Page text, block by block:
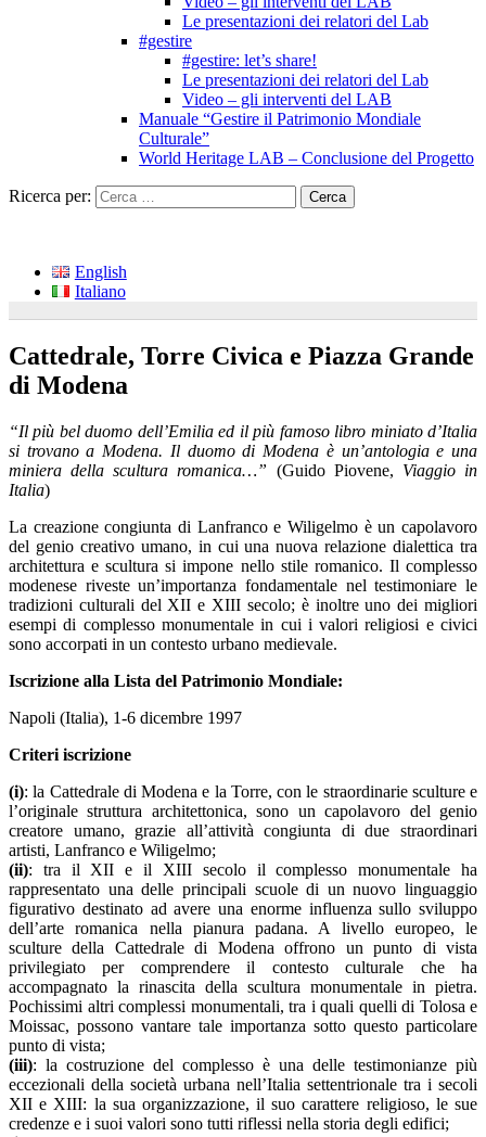
Le presentazioni dei relatori del Lab
#gestire
#gestire: let’s share!
Le presentazioni dei relatori del Lab
Video – gli interventi del LAB
Manuale “Gestire il Patrimonio Mondiale
Culturale”
World Heritage LAB – Conclusione del Progetto
Ricerca per:
English
Italiano
Cattedrale, Torre Civica e Piazza Grande
di Modena
“Il più bel duomo dell’Emilia ed il più famoso libro miniato d’Italia
si trovano a Modena. Il duomo di Modena è un’antologia e una
miniera della scultura romanica…” (Guido Piovene, Viaggio in
Italia)
La creazione congiunta di Lanfranco e Wiligelmo è un capolavoro
del genio creativo umano, in cui una nuova relazione dialettica tra
architettura e scultura si impone nello stile romanico. Il complesso
modenese riveste un’importanza fondamentale nel testimoniare le
tradizioni culturali del XII e XIII secolo; è inoltre uno dei migliori
esempi di complesso monumentale in cui i valori religiosi e civici
sono accorpati in un contesto urbano medievale.
Iscrizione alla Lista del Patrimonio Mondiale:
Napoli (Italia), 1-6 dicembre 1997
Criteri iscrizione
(i): la Cattedrale di Modena e la Torre, con le straordinarie sculture e
l’originale struttura architettonica, sono un capolavoro del genio
creatore umano, grazie all’attività congiunta di due straordinari
artisti, Lanfranco e Wiligelmo;
(ii): tra il XII e il XIII secolo il complesso monumentale ha
rappresentato una delle principali scuole di un nuovo linguaggio
figurativo destinato ad avere una enorme influenza sullo sviluppo
dell’arte romanica nella pianura padana. A livello europeo, le
sculture della Cattedrale di Modena offrono un punto di vista
privilegiato per comprendere il contesto culturale che ha
accompagnato la rinascita della scultura monumentale in pietra.
Pochissimi altri complessi monumentali, tra i quali quelli di Tolosa e
Moissac, possono vantare tale importanza sotto questo particolare
punto di vista;
(iii): la costruzione del complesso è una delle testimonianze più
eccezionali della società urbana nell’Italia settentrionale tra i secoli
XII e XIII: la sua organizzazione, il suo carattere religioso, le sue
credenze e i suoi valori sono tutti riflessi nella storia degli edifici;